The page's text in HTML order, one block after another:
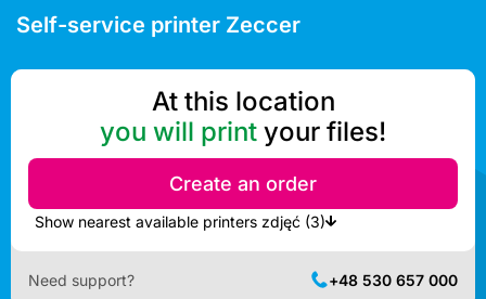
Self-service printer Zeccer
At this location
you will print your files!
Create an order
Show nearest available printers zdjęć (3)
Need support? +48 530 657 000